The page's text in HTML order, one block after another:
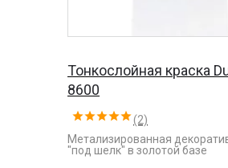
Тонкослойная краска
8600
(2)
Метализированная
"под шелк" в золотой базе